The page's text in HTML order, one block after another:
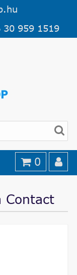
30 959 1519
0
Contact